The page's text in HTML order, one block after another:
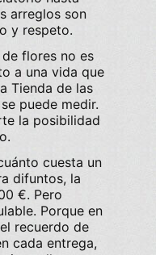
arreglos son
y respeto.
flores no es
a una vida que
Tienda de las
puede medir.
la posibilidad
cuesta un
difuntos, la
€. Pero
Porque en
recuerdo de
cada entrega,